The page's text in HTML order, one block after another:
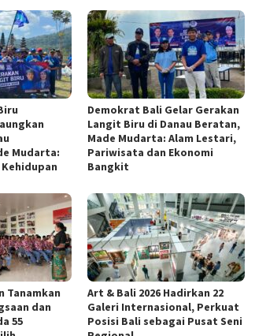
Mudarta:
Demokrat Bali Gelar Gerakan
Langit Biru di Danau Beratan,
Made Mudarta: Alam Lestari,
Pariwisata dan Ekonomi
Bangkit
Tanamkan
dan
55
Art & Bali 2026 Hadirkan 22
Galeri Internasional, Perkuat
Posisi Bali sebagai Pusat Seni